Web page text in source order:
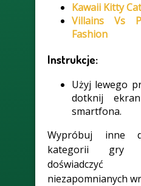
Kawaii Kitty
Villains Vs
Fashion
Instrukcje:
Użyj lewego
dotknij
smartfona.
Wypróbuj inne
kategorii gry
niezapomnianych